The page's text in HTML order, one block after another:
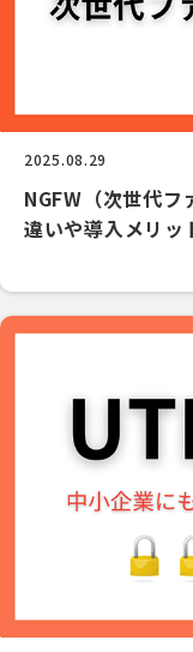
2025.08.29
NGFW（次世代
違いや導入メリッ